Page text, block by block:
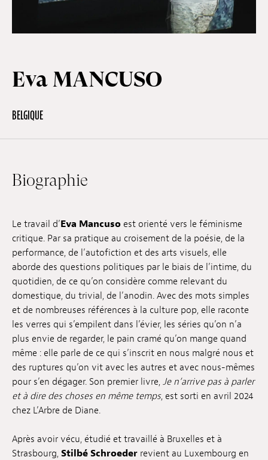
Hors-Festival
Infos pratiques
Jeune Public
FR EN DE
Emplois
Soumissions
Archives
Publications
Eva MANCUSO
BELGIQUE
Biographie
Le travail d’Eva Mancuso est orienté vers le féminisme
critique. Par sa pratique au croisement de la poésie, de la
performance, de l’autofiction et des arts visuels, elle
aborde des questions politiques par le biais de l’intime, du
quotidien, de ce qu’on considère comme relevant du
domestique, du trivial, de l’anodin. Avec des mots simples
et de nombreuses références à la culture pop, elle raconte
les verres qui s’empilent dans l’évier, les séries qu’on n’a
plus envie de regarder, le pain cramé qu’on mange quand
même : elle parle de ce qui s’inscrit en nous malgré nous et
des ruptures qu’on vit avec les autres et avec nous-mêmes
pour s’en dégager. Son premier livre, Je n’arrive pas à parler
et à dire des choses en même temps, est sorti en avril 2024
chez L’Arbre de Diane.
Après avoir vécu, étudié et travaillé à Bruxelles et à
Strasbourg, Stilbé Schroeder revient au Luxembourg en